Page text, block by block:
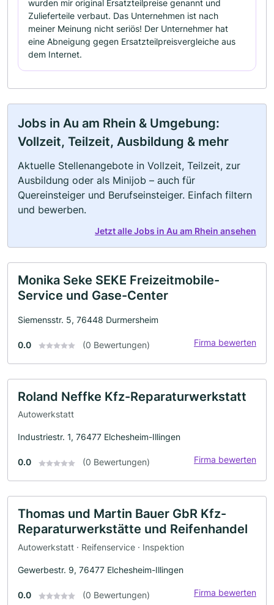
wurden mir original Ersatzteilpreise genannt und
Zulieferteile verbaut. Das Unternehmen ist nach
meiner Meinung nicht seriös! Der Unternehmer hat
eine Abneigung gegen Ersatzteilpreisvergleiche aus
dem Internet.
Jobs in Au am Rhein & Umgebung:
Vollzeit, Teilzeit, Ausbildung & mehr
Aktuelle Stellenangebote in Vollzeit, Teilzeit, zur
Ausbildung oder als Minijob – auch für
Quereinsteiger und Berufseinsteiger. Einfach filtern
und bewerben.
Jetzt alle Jobs in Au am Rhein ansehen
Monika Seke SEKE Freizeitmobile-
Service und Gase-Center
Siemensstr. 5, 76448 Durmersheim
0.0 (0 Bewertungen) Firma bewerten
Roland Neffke Kfz-Reparaturwerkstatt
Autowerkstatt
Industriestr. 1, 76477 Elchesheim-Illingen
0.0 (0 Bewertungen) Firma bewerten
Thomas und Martin Bauer GbR Kfz-
Reparaturwerkstätte und Reifenhandel
Autowerkstatt · Reifenservice · Inspektion
Gewerbestr. 9, 76477 Elchesheim-Illingen
0.0 (0 Bewertungen) Firma bewerten